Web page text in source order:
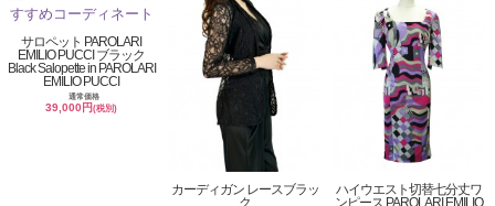
サロペット PAROLARI
EMILIO PUCCI ブラック
Black Salopette in PAROLARI
EMILIO PUCCI
通常価格
39,000円(税別)
カーディガン レースブラッ
ク
ハイウエスト切替七分丈ワ
ンピース PAROLARI EMILIO